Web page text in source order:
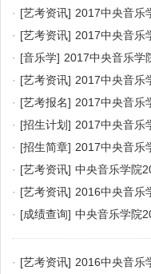
· [艺考资讯] 2017中央音乐
· [艺考资讯] 2017中央音乐
· [音乐学] 2017中央音乐学
· [艺考资讯] 2017中央音乐
· [艺考报名] 2017中央音乐
· [招生计划] 2017中央音乐
· [招生简章] 2017中央音乐
· [艺考资讯] 中央音乐学院
· [艺考资讯] 2016中央音乐
· [成绩查询] 中央音乐学院
· [艺考资讯] 2016中央音乐